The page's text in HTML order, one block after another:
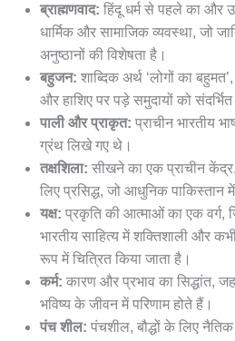
ब्राह्मणवाद: हिंदू धर्म से पहले का और
धार्मिक और सामाजिक व्यवस्था, जो
अनुष्ठानों की विशेषता है।
बहुजन: शाब्दिक अर्थ ‘लोगों का
और हाशिए पर पड़े समुदायों को
पाली और प्राकृत: प्राचीन भारतीय
ग्रंथ लिखे गए थे।
तक्षशिला: सीखने का एक प्राचीन
लिए प्रसिद्ध, जो आधुनिक पाकिस्तान
यक्ष: प्रकृति की आत्माओं का एक वर्ग,
भारतीय साहित्य में शक्तिशाली और
रूप में चित्रित किया जाता है।
कर्म: कारण और प्रभाव का सिद्धांत,
भविष्य के जीवन में परिणाम होते हैं।
पंच शील: पंचशील, बौद्धों के लिए